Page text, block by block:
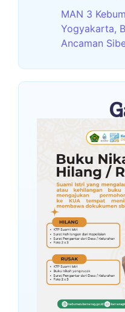
MAN 3
Yogyakarta,
Ancaman